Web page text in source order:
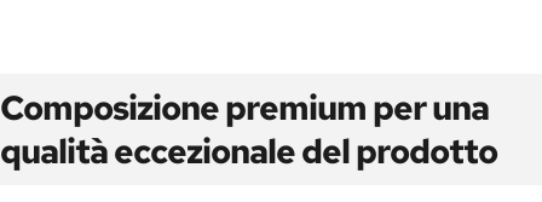
Composizione premium per una
qualità eccezionale del prodotto